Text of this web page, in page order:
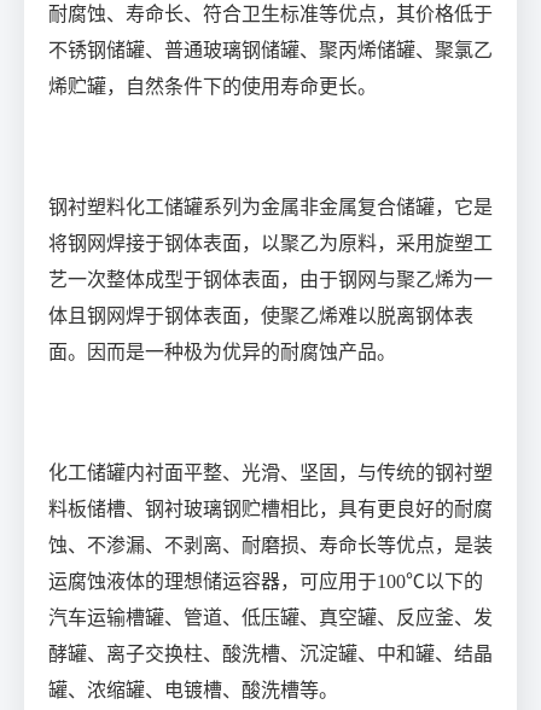
耐腐蚀、寿命长、符合卫生标准等优点，其价格低于
不锈钢储罐、普通玻璃钢储罐、聚丙烯储罐、聚氯乙
烯贮罐，自然条件下的使用寿命更长。
钢衬塑料化工储罐系列为金属非金属复合储罐，它是
将钢网焊接于钢体表面，以聚乙为原料，采用旋塑工
艺一次整体成型于钢体表面，由于钢网与聚乙烯为一
体且钢网焊于钢体表面，使聚乙烯难以脱离钢体表
面。因而是一种极为优异的耐腐蚀产品。
化工储罐内衬面平整、光滑、坚固，与传统的钢衬塑
料板储槽、钢衬玻璃钢贮槽相比，具有更良好的耐腐
蚀、不渗漏、不剥离、耐磨损、寿命长等优点，是装
运腐蚀液体的理想储运容器，可应用于100℃以下的
汽车运输槽罐、管道、低压罐、真空罐、反应釜、发
酵罐、离子交换柱、酸洗槽、沉淀罐、中和罐、结晶
罐、浓缩罐、电镀槽、酸洗槽等。